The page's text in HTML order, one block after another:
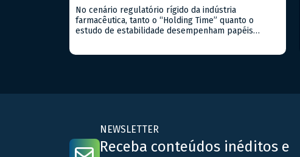
Farmacêutica
No cenário regulatório rígido da indústria
farmacêutica, tanto o “Holding Time” quanto o
estudo de estabilidade desempenham papéis
internacionais. – Estudo de Estabilidade: Este […]
NEWSLETTER
Receba conteúdos inéditos e